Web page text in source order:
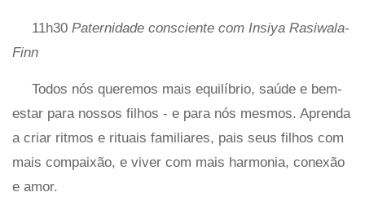
11h30 Paternidade consciente com Insiya Rasiwala-
Finn
Todos nós queremos mais equilíbrio, saúde e bem-
estar para nossos filhos - e para nós mesmos. Aprenda
a criar ritmos e rituais familiares, pais seus filhos com
mais compaixão, e viver com mais harmonia, conexão
e amor.